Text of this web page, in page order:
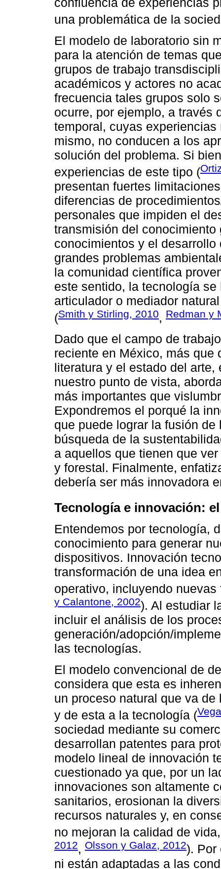
una problemática de la
El modelo de laboratorio sin
para la atención de temas
grupos de trabajo
académicos y actores no
frecuencia tales grupos solo
ocurre, por ejemplo, a través
temporal, cuyas
mismo, no conducen a los
solución del problema. Si
experiencias de este tipo (
presentan fuertes
diferencias de
personales que impiden el
transmisión del
conocimientos y el
grandes problemas
la comunidad científica
este sentido, la tecnología
articulador o mediador
(Smith y Stirling, 2010, Redman y
Dado que el campo de
reciente en México, más que
literatura y el estado del
nuestro punto de vista,
más importantes que
Expondremos el porqué la
que puede lograr la fusión
búsqueda de la
a aquellos que tienen que
y forestal. Finalmente,
debería ser más innovadora
Tecnología e innovación:
Entendemos por tecnología,
conocimiento para generar
dispositivos. Innovación
transformación de una idea
operativo, incluyendo
y Calantone, 2002). Al estudiar
incluir el análisis de los
generación/adopción/
las tecnologías.
El modelo convencional de
considera que esta es
un proceso natural que va
y de esta a la tecnología (
sociedad mediante su
desarrollan patentes para
modelo lineal de innovación
cuestionado ya que, por un
innovaciones son altamente
sanitarios, erosionan la
recursos naturales y, en
no mejoran la calidad de
2012, Olsson y Galaz, 2012). Por
ni están adaptadas a las